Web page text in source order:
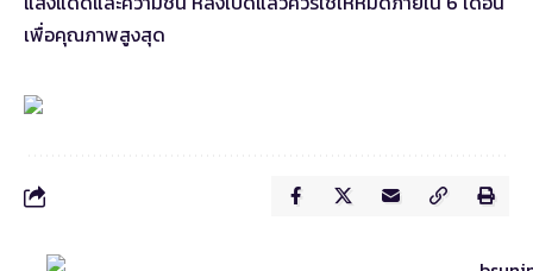
เพื่อคุณภาพสูงสุด